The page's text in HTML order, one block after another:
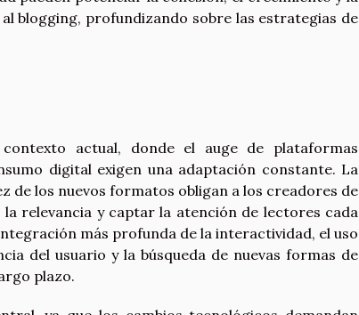
blogging, profundizando sobre las estrategias de
actual, donde el auge de plataformas
digital exigen una adaptación constante. La
de los nuevos formatos obligan a los creadores de
relevancia y captar la atención de lectores cada
más profunda de la interactividad, el uso
del usuario y la búsqueda de nuevas formas de
plazo.